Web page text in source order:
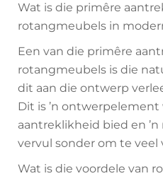
Wat is die primêre
rotangmeubels in
Een van die primêre
rotangmeubels is die
dit aan die ontwerp
Dit is ’n ontwerpelement
aantreklikheid bied en
vervul sonder om te veel
Wat is die voordele van